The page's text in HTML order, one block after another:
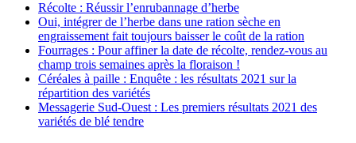
Récolte : Réussir l’enrubannage d’herbe
Oui, intégrer de l’herbe dans une ration sèche en
engraissement fait toujours baisser le coût de la ration
Fourrages : Pour affiner la date de récolte, rendez-vous au
champ trois semaines après la floraison !
Céréales à paille : Enquête : les résultats 2021 sur la
répartition des variétés
Messagerie Sud-Ouest : Les premiers résultats 2021 des
variétés de blé tendre